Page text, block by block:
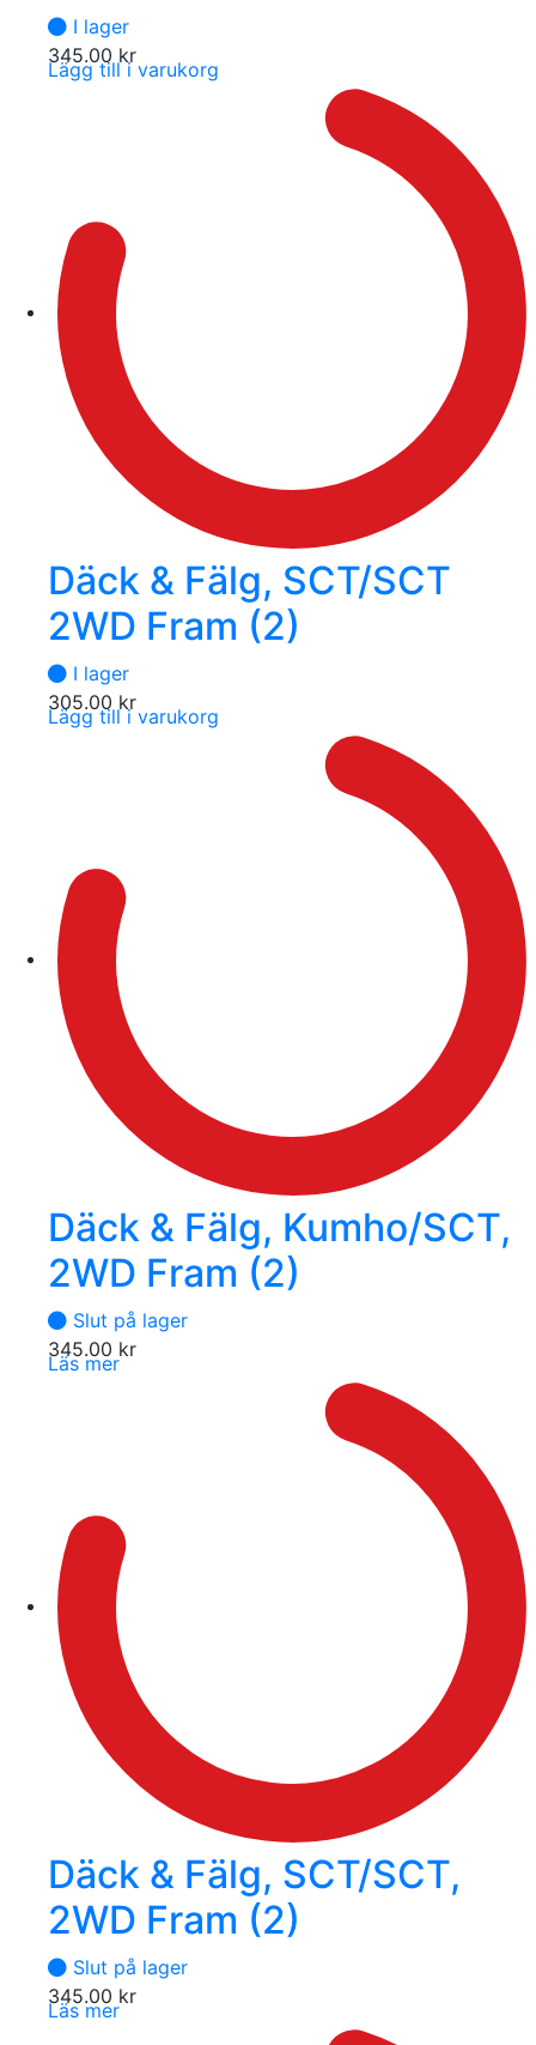
I lager
345.00 kr
Lägg till i varukorg
Däck & Fälg, SCT/SCT
2WD Fram (2)
I lager
305.00 kr
Lägg till i varukorg
Däck & Fälg, Kumho/SCT,
2WD Fram (2)
Slut på lager
345.00 kr
Läs mer
Däck & Fälg, SCT/SCT,
2WD Fram (2)
Slut på lager
345.00 kr
Läs mer